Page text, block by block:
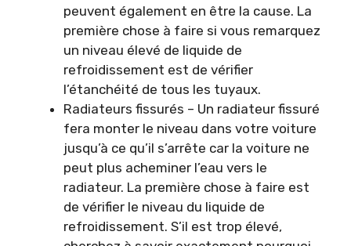
peuvent également en être la cause. La
première chose à faire si vous remarquez
un niveau élevé de liquide de
refroidissement est de vérifier
l’étanchéité de tous les tuyaux.
Radiateurs fissurés – Un radiateur fissuré
fera monter le niveau dans votre voiture
jusqu’à ce qu’il s’arrête car la voiture ne
peut plus acheminer l’eau vers le
radiateur. La première chose à faire est
de vérifier le niveau du liquide de
refroidissement. S’il est trop élevé,